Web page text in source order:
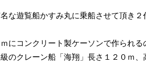
な遊覧船かすみ丸に乗船させて頂き
にコンクリート製ケーソンで作られる
のクレーン船「海翔」長さ１２０ｍ、